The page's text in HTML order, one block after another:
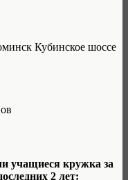
Кубинское шоссе
учащиеся кружка за
2 лет: